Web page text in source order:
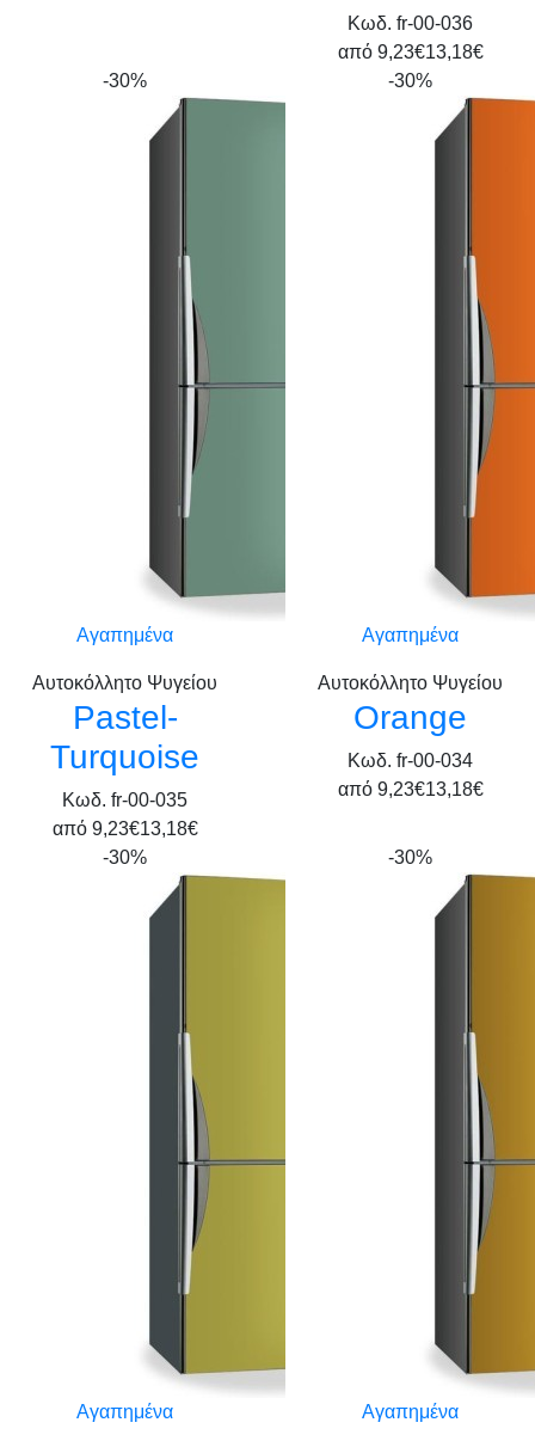
Κωδ. fr-00-036
από 9,23€13,18€
-30%
Αγαπημένα
Αυτοκόλλητο Ψυγείου
Pastel-
Turquoise
Κωδ. fr-00-035
από 9,23€13,18€
-30%
Αγαπημένα
Αυτοκόλλητο Ψυγείου
Orange
Κωδ. fr-00-034
από 9,23€13,18€
-30%
Αγαπημένα
-30%
Αγαπημένα